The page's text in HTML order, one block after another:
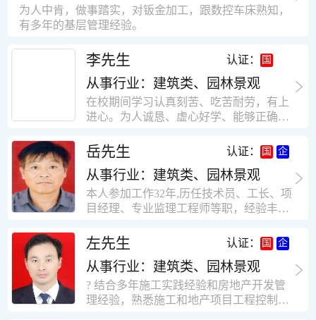
为人中肯，做事踏实，对钣金加工，跟数控车床熟知，
有多年的基层管理经验。
李先生 认证：
从事行业：建筑类、园林景观
在校期间学习认真刻苦、吃苦耐劳，有上
进心。为人诚恳、虚心好学、能够正确对
思想积极上进，接受能力和独立能力强，
有很强的团队精神和集体荣誉感。做事认
真负责，有很强的责任心。秉承山大扎
实、厚重的学风。为人正直、诚信、稳
重。有强烈的上进心、事业心。有很强的
工作学习认真踏实，能够吃苦耐劳，责任
心强。 性格外向、开朗，有良好的人
际关系和一定的组织能力。做事认真负
责、积极肯干。我有信心在今后的工作岗
位上发挥自己的才能!积极的人生观，在我
的字典中没有“放弃”，始终坚信只要努力
岳先生 认证：
从事行业：建筑类、园林景观
本人参加工作32年,历任技术员、工长、项
目经理、专业监理工程师等职，经验丰
计，工程经济技术分析，能适应建筑行业
各种岗位，组织协调能力强，技术全面，
适用工地管理． 本人1978年高中毕业，同
年参加工作，至今已在建筑行业工作了30
年。从1978年进入本县建筑公司学徒开始
左先生 认证：
从事行业：建筑类、园林景观
? 结合多年施工实践经验和房地产开发管
理经验，熟悉施工和地产项目工程控制要